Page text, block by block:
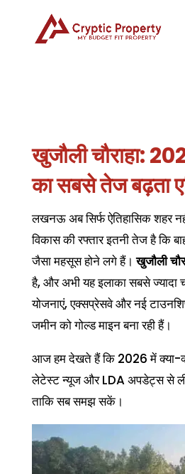
खुजौली चौराहा:
का सबसे तेज बढ़ता
लखनऊ अब सिर्फ ऐतिहासिक शहर
विकास की रफ्तार इतनी तेज है कि
जैसा महसूस होने लगे हैं।खुजौली
है, और अभी यह इलाका सबसे ज्यादा
योजनाएं, एक्सप्रेसवे और नई
जमीन को गोल्ड माइन बना रही हैं।
आज हम देखते हैं कि 2026 में क्या-
लेटेस्ट न्यूज और LDA अपडेट्स से
ताकि सब समझ सकें।